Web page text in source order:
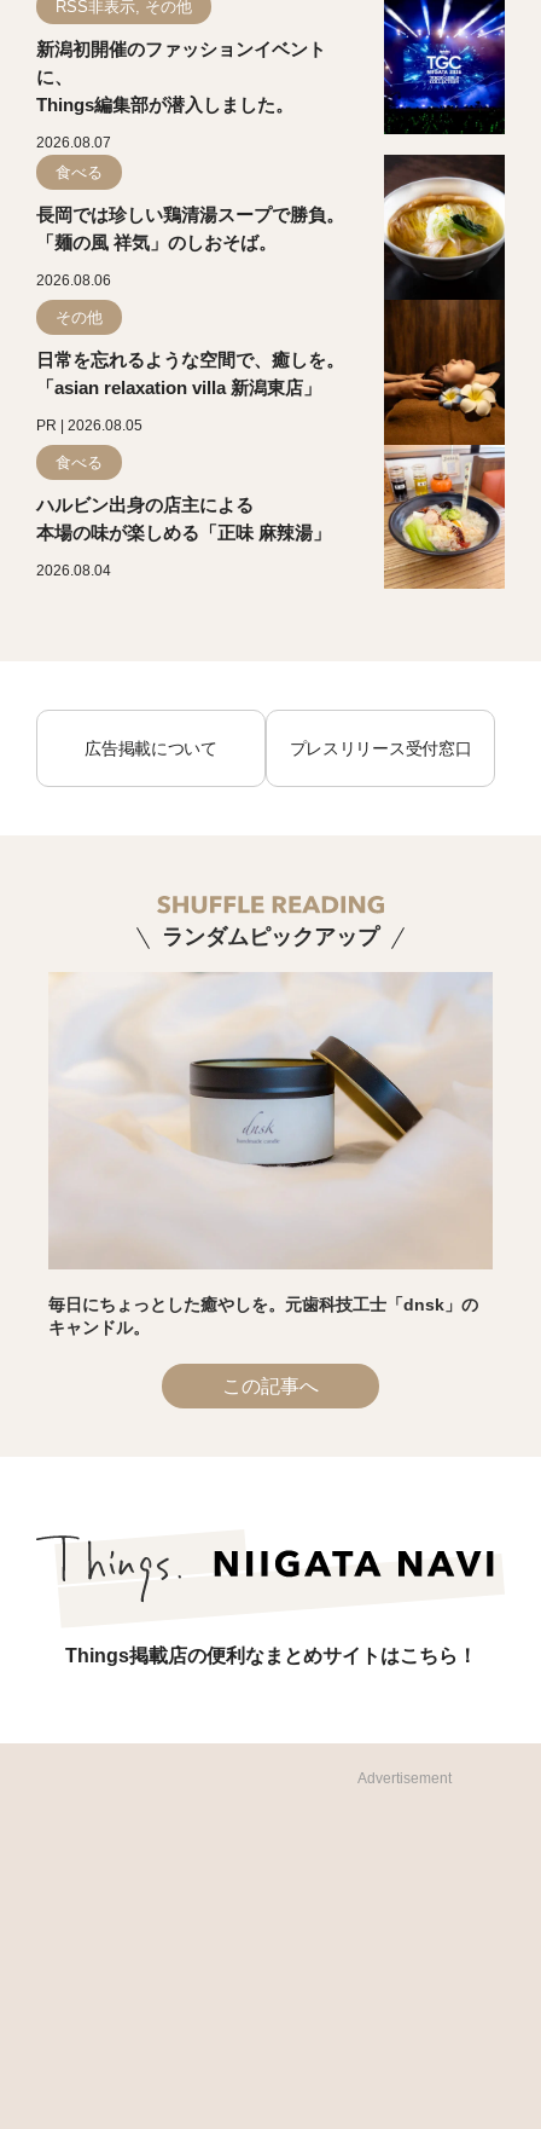
RSS非表示, その他
新潟初開催のファッションイベント
に、
Things編集部が潜入しました。
2026.08.07
食べる
長岡では珍しい鶏清湯スープで勝負。
「麺の風 祥気」のしおそば。
2026.08.06
その他
日常を忘れるような空間で、癒しを。
「asian relaxation villa 新潟東店」
PR | 2026.08.05
食べる
ハルビン出身の店主による
本場の味が楽しめる「正味 麻辣湯」
2026.08.04
広告掲載について プレスリリース受付窓口
ランダムピックアップ
毎日にちょっとした癒やしを。元歯科技工士「dnsk」の
キャンドル。
この記事へ
Things掲載店の便利なまとめサイトはこちら！
Advertisement